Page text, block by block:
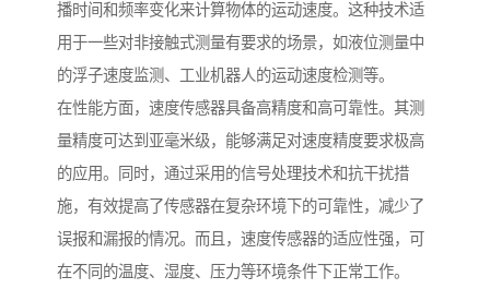
播时间和频率变化来计算物体的运动速度。这种技术适
用于一些对非接触式测量有要求的场景，如液位测量中
的浮子速度监测、工业机器人的运动速度检测等。
在性能方面，速度传感器具备高精度和高可靠性。其测
量精度可达到亚毫米级，能够满足对速度精度要求极高
的应用。同时，通过采用的信号处理技术和抗干扰措
施，有效提高了传感器在复杂环境下的可靠性，减少了
误报和漏报的情况。而且，速度传感器的适应性强，可
在不同的温度、湿度、压力等环境条件下正常工作。